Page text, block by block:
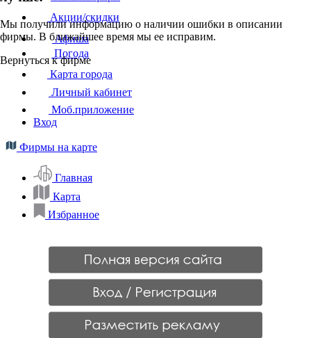
Мы получили информацию о наличии ошибки в описании
фирмы. В ближайшее время мы ее исправим.
Вернуться к фирме
Акции/скидки
Афиша
Погода
Карта города
Личный кабинет
Моб.приложение
Вход
Фирмы на карте
Главная
Карта
Избранное